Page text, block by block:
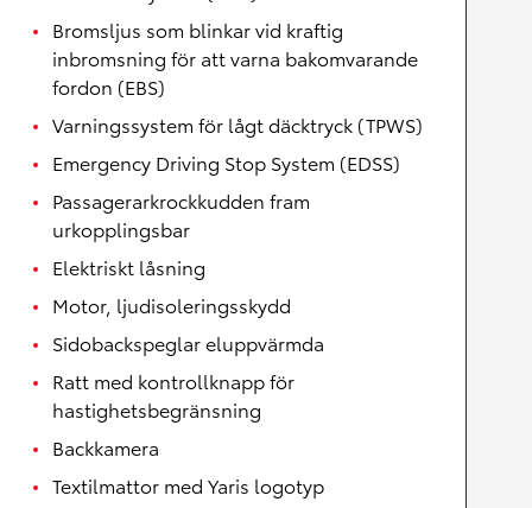
Bromsljus som blinkar vid kraftig
inbromsning för att varna bakomvarande
fordon (EBS)
Varningssystem för lågt däcktryck (TPWS)
Emergency Driving Stop System (EDSS)
Passagerarkrockkudden fram
urkopplingsbar
Elektriskt låsning
Motor, ljudisoleringsskydd
Sidobackspeglar eluppvärmda
Ratt med kontrollknapp för
hastighetsbegränsning
Backkamera
Textilmattor med Yaris logotyp